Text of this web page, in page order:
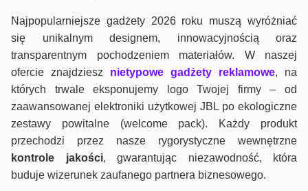
Najpopularniejsze gadżety 2026 roku muszą wyróżniać
się unikalnym designem, innowacyjnością oraz
transparentnym pochodzeniem materiałów. W naszej
ofercie znajdziesz nietypowe gadżety reklamowe, na
których trwale eksponujemy logo Twojej firmy – od
zaawansowanej elektroniki użytkowej JBL po ekologiczne
zestawy powitalne (welcome pack). Każdy produkt
przechodzi przez nasze rygorystyczne wewnętrzne
kontrole jakości, gwarantując niezawodność, która
buduje wizerunek zaufanego partnera biznesowego.